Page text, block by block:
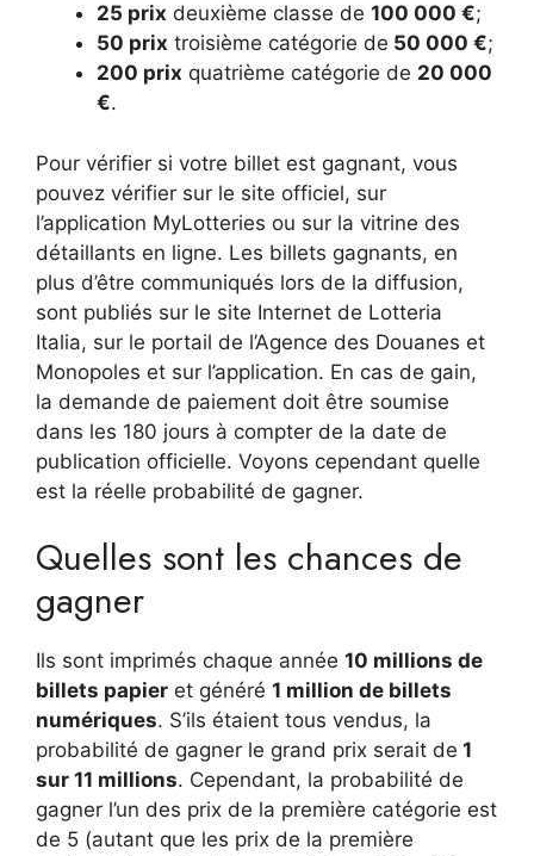
25 prix deuxième classe de 100 000 €;
50 prix troisième catégorie de 50 000 €;
200 prix quatrième catégorie de 20 000
€.
Pour vérifier si votre billet est gagnant, vous
pouvez vérifier sur le site officiel, sur
l’application MyLotteries ou sur la vitrine des
détaillants en ligne. Les billets gagnants, en
plus d’être communiqués lors de la diffusion,
sont publiés sur le site Internet de Lotteria
Italia, sur le portail de l’Agence des Douanes et
Monopoles et sur l’application. En cas de gain,
la demande de paiement doit être soumise
dans les 180 jours à compter de la date de
publication officielle. Voyons cependant quelle
est la réelle probabilité de gagner.
Quelles sont les chances de
gagner
Ils sont imprimés chaque année 10 millions de
billets papier et généré 1 million de billets
numériques. S’ils étaient tous vendus, la
probabilité de gagner le grand prix serait de 1
sur 11 millions. Cependant, la probabilité de
gagner l’un des prix de la première catégorie est
de 5 (autant que les prix de la première